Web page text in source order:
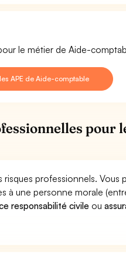
le métier de Aide-
APE de Aide-comptable
pour
professionnels. Vous
une personne morale
responsabilité civile ou